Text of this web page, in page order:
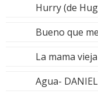
Hurry (de
Bueno que
La mama
Agua-